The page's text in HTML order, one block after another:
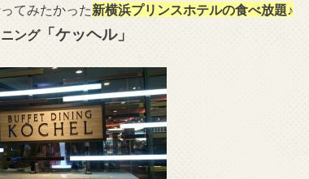
てみたかった新横浜プリンスホテルの食べ放題♪
ング「ケッヘル」